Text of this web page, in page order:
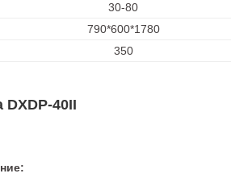
30-80
790*600*1780
350
40II